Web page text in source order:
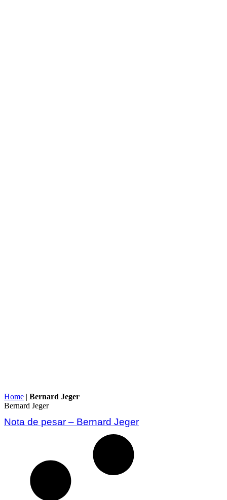
Home | Bernard Jeger
Bernard Jeger
Nota de pesar – Bernard Jeger